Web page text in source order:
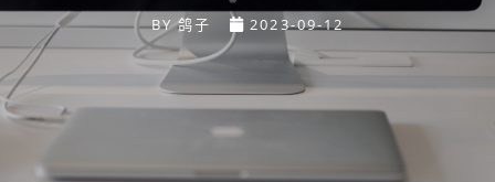
BY鸽子 2023-09-12